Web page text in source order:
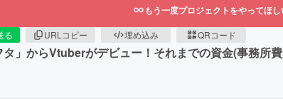
もう一度プロジェクトをやってほ
る URLコピー 埋め込み QRコード
」からVtuberがデビュー！それまでの資金(事務所